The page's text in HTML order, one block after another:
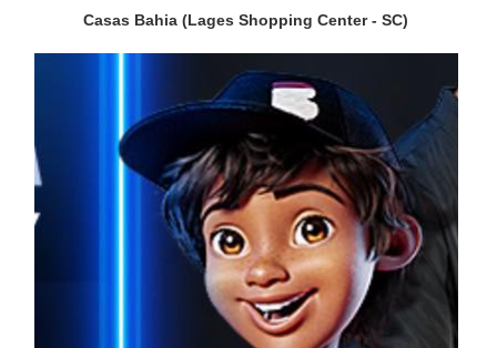
Casas Bahia (Lages Shopping Center - SC)